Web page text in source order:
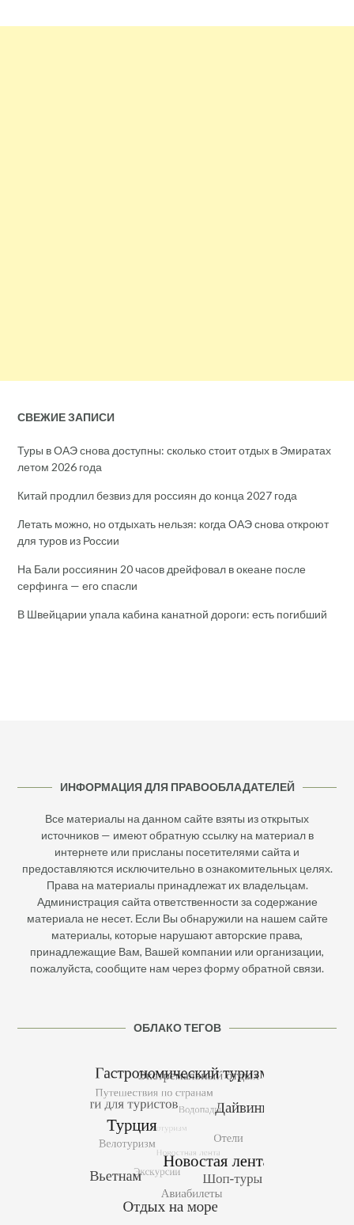
СВЕЖИЕ ЗАПИСИ
Туры в ОАЭ снова доступны: сколько стоит отдых в Эмиратах
летом 2026 года
Китай продлил безвиз для россиян до конца 2027 года
Летать можно, но отдыхать нельзя: когда ОАЭ снова откроют
для туров из России
На Бали россиянин 20 часов дрейфовал в океане после
серфинга — его спасли
В Швейцарии упала кабина канатной дороги: есть погибший
ИНФОРМАЦИЯ ДЛЯ ПРАВООБЛАДАТЕЛЕЙ
Все материалы на данном сайте взяты из открытых
источников — имеют обратную ссылку на материал в
интернете или присланы посетителями сайта и
предоставляются исключительно в ознакомительных целях.
Права на материалы принадлежат их владельцам.
Администрация сайта ответственности за содержание
материала не несет. Если Вы обнаружили на нашем сайте
материалы, которые нарушают авторские права,
принадлежащие Вам, Вашей компании или организации,
пожалуйста, сообщите нам через форму обратной связи.
ОБЛАКО ТЕГОВ